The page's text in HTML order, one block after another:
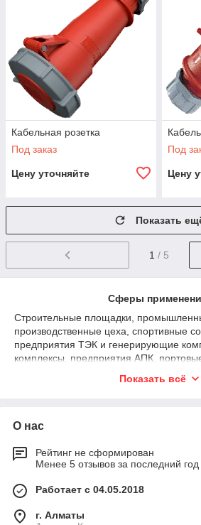
Кабельная розетка
Под заказ
Цену уточняйте
Под
Цену
Показать
1 / 5
Сферы
Строительные площадки,
производственные цеха, спортивные
предприятия ТЭК и генерирующие
комплексы, предприятия АПК,
сферы, где требуется надежное и
Показать всё
О нас
Рейтинг не сформирован
Менее 5 отзывов за последний год
Работает с 04.05.2018
г. Алматы